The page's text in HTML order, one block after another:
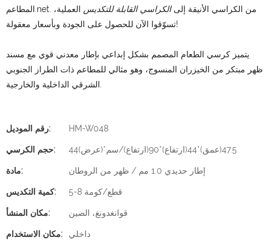
المطاعم.net. من الكراسي الأنيقة إلىالكراسي القابلة للتكديس العملية،
تسوّقوا الآن للحصول على الجودة وبأسعار معقولة!
يتميز كرسي الطعام المصمم بشكل إبداعي بإطار معدني قوي مع مسند
ظهر مبتكر من الخيزران المنسوج، وهو مثالي للمطاعم ذات الطراز الجنوبي
الشرقي الداخلية والخارجية.
رقم الموديل: HM-W048
حجم الكرسي: 44(عرض)*47.5(عمق)*44(ارتفاع)*90(ارتفاع)/سم
مادة: إطار حديدي 1.0 مم / ظهر من الروطان
كمية التكديس: 5-8 قطع/كومة
مكان المنشأ: قوانغدونغ، الصين
مكان الاستخدام: داخلي